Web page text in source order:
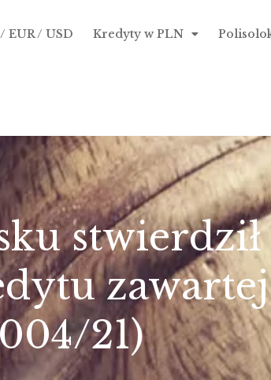
EUR / USD Kredyty w PLN
stwierdził
21)